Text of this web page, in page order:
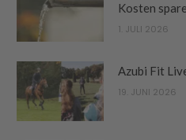
Kosten
1. JULI 2026
Azubi Fit
19. JUNI 2026